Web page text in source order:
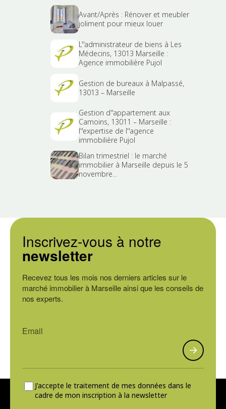
Avant/Après : Rénover et meubler
joliment pour mieux louer
L''administrateur de biens à Les
Médecins, 13013 Marseille :
Agence immobilière Pujol
Gestion de bureaux à Malpassé,
13013 – Marseille
Gestion d''appartement aux
Camoins, 13011 – Marseille :
l''expertise de l''agence
immobilière Pujol
Bilan trimestriel : le marché
immobilier à Marseille depuis le 5
novembre...
Inscrivez-vous à notre
newsletter
Recevez tous les mois nos derniers articles sur le
marché immobilier à Marseille ainsi que les conseils de
nos experts.
J'accepte le traitement de mes données dans le
cadre de mon inscription à la newsletter